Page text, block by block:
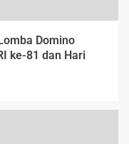
Domino
ke-81 dan Hari